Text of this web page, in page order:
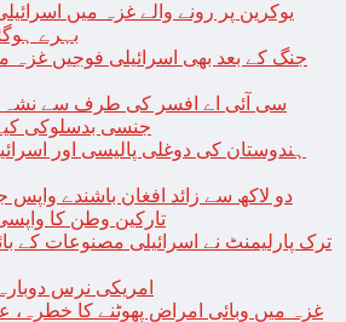
یوکرین پر رونے والے غزہ میں
بہرے
جنگ کے بعد بھی اسرائیلی فوجیں
سی آئی اے افسر کی طرف سے نشہ
جنسی بدسلوکی
ہندوستان کی دوغلی پالیسی اور
دو لاکھ سے زائد افغان باشندے واپس
تارکین وطن کا
ترک پارلیمنٹ نے اسرائیلی مصنوعات کے
امریکی نرس
غزہ میں وبائی امراض پھوٹنے کا خطرہ،